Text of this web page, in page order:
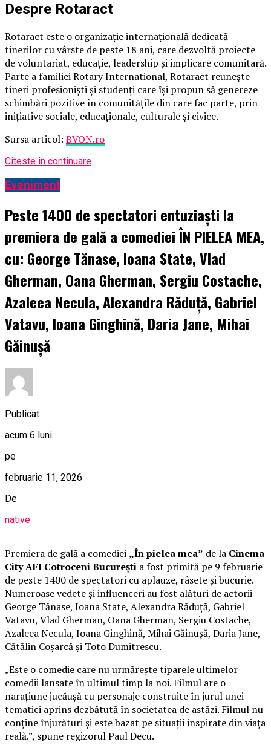
Despre Rotaract
Rotaract este o organizație internațională dedicată
tinerilor cu vârste de peste 18 ani, care dezvoltă proiecte
de voluntariat, educație, leadership și implicare comunitară.
Parte a familiei Rotary International, Rotaract reunește
tineri profesioniști și studenți care își propun să genereze
schimbări pozitive în comunitățile din care fac parte, prin
inițiative sociale, educaționale, culturale și civice.
Sursa articol: BVON.ro
Citeste in continuare
Eveniment
Peste 1400 de spectatori entuziaști la
premiera de gală a comediei ÎN PIELEA MEA,
cu: George Tănase, Ioana State, Vlad
Gherman, Oana Gherman, Sergiu Costache,
Azaleea Necula, Alexandra Răduță, Gabriel
Vatavu, Ioana Ginghină, Daria Jane, Mihai
Găinușă
Publicat
acum 6 luni
pe
februarie 11, 2026
De
native
Premiera de gală a comediei „În pielea mea” de la Cinema
City AFI Cotroceni București a fost primită pe 9 februarie
de peste 1400 de spectatori cu aplauze, râsete și bucurie.
Numeroase vedete și influenceri au fost alături de actorii
George Tănase, Ioana State, Alexandra Răduță, Gabriel
Vatavu, Vlad Gherman, Oana Gherman, Sergiu Costache,
Azaleea Necula, Ioana Ginghină, Mihai Găinușă, Daria Jane,
Cătălin Coșarcă și Toto Dumitrescu.
„Este o comedie care nu urmărește tiparele ultimelor
comedii lansate în ultimul timp la noi. Filmul are o
narațiune jucăușă cu personaje construite în jurul unei
tematici aprins dezbătută în societatea de astăzi. Filmul nu
conține înjurături și este bazat pe situații inspirate din viața
reală.”, spune regizorul Paul Decu.